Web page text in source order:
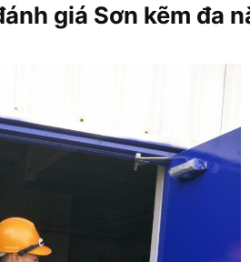
giá Sơn kẽm đa